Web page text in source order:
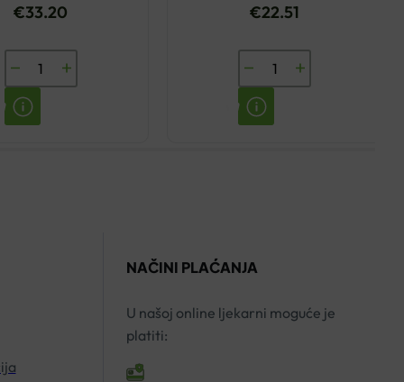
€33.20
LERBOLARIO
GIADA/
ŽAD
€22.51
BIODERMA
SEBIUM
MAT
NAČINI PLAĆANJA
U našoj online ljekarni moguće je
platiti: